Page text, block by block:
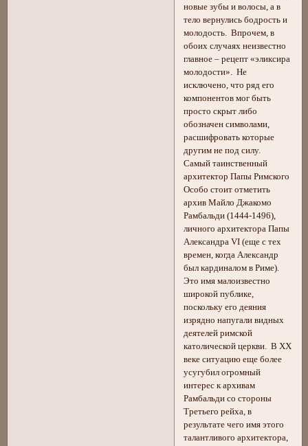
новые зубы и волосы, а в
тело вернулись бодрость и
молодость. Впрочем, в
обоих случаях неизвестно
главное – рецепт «эликсира
молодости». Не
исключено, что ряд его
компонентов мог быть
просто скрыт либо
обозначен символами,
расшифровать которые
другим не под силу.
Самый таинственный
архитектор Папы Римского
Особо стоит отметить
архив Майло Джакомо
Рамбальди (1444-1496),
личного архитектора Папы
Александра VI (еще с тех
времен, когда Александр
был кардиналом в Риме).
Это имя малоизвестно
широкой публике,
поскольку его деяния
изрядно напугали видных
деятелей римской
католической церкви. В ХХ
веке ситуацию еще более
усугубил огромный
интерес к архивам
Рамбальди со стороны
Третьего рейха, в
результате чего имя этого
талантливого архитектора,